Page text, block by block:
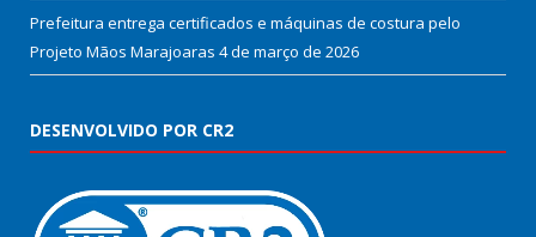
Prefeitura entrega certificados e máquinas de costura pelo
Projeto Mãos Marajoaras 4 de março de 2026
DESENVOLVIDO POR CR2